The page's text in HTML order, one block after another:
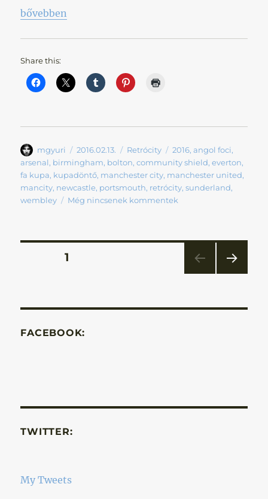
„Hazai Kupadöntők – I. Rész”
bővebben
Share this:
Szerző
mgyuri Közzétéve
2016.02.13. Kategória
Retrócity Címke
2016,angol foci,
arsenal, birmingham, bolton,community shield,everton,
fa kupa, kupadöntő, manchester city, manchester united,
mancity, newcastle, portsmouth, retrócity,sunderland,
wembley
Még nincsenek kommentek
Bejegyzések
OLDAL1
OLD
FACEBOOK:
TWITTER:
My Tweets